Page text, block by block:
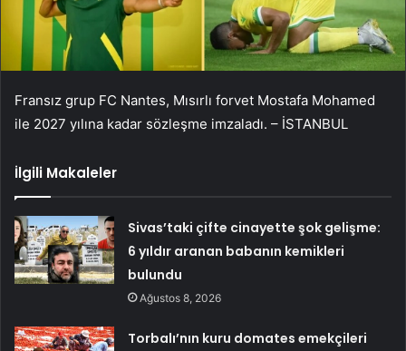
Fransız grup FC Nantes, Mısırlı forvet Mostafa Mohamed
ile 2027 yılına kadar sözleşme imzaladı. – İSTANBUL
İlgili Makaleler
Sivas’taki çifte cinayette şok gelişme:
6 yıldır aranan babanın kemikleri
bulundu
Ağustos 8, 2026
Torbalı’nın kuru domates emekçileri